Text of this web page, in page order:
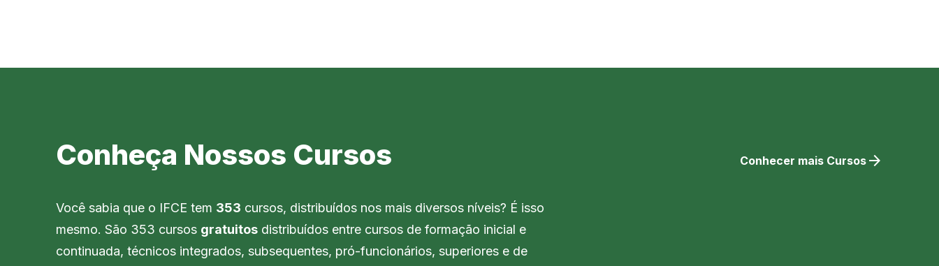
Conheça Nossos Cursos Conhecer mais Cursos arrow_forward
Você sabia que o IFCE tem 353 cursos, distribuídos nos mais diversos níveis? É isso
mesmo. São 353 cursos gratuitos distribuídos entre cursos de formação inicial e
continuada, técnicos integrados, subsequentes, pró-funcionários, superiores e de